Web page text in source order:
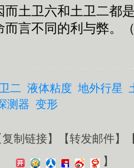
而土卫六和土卫二都
言不同的利与弊。
二 液体粘度 地外行星
测器 变形
复制链接】【转发邮件】
】